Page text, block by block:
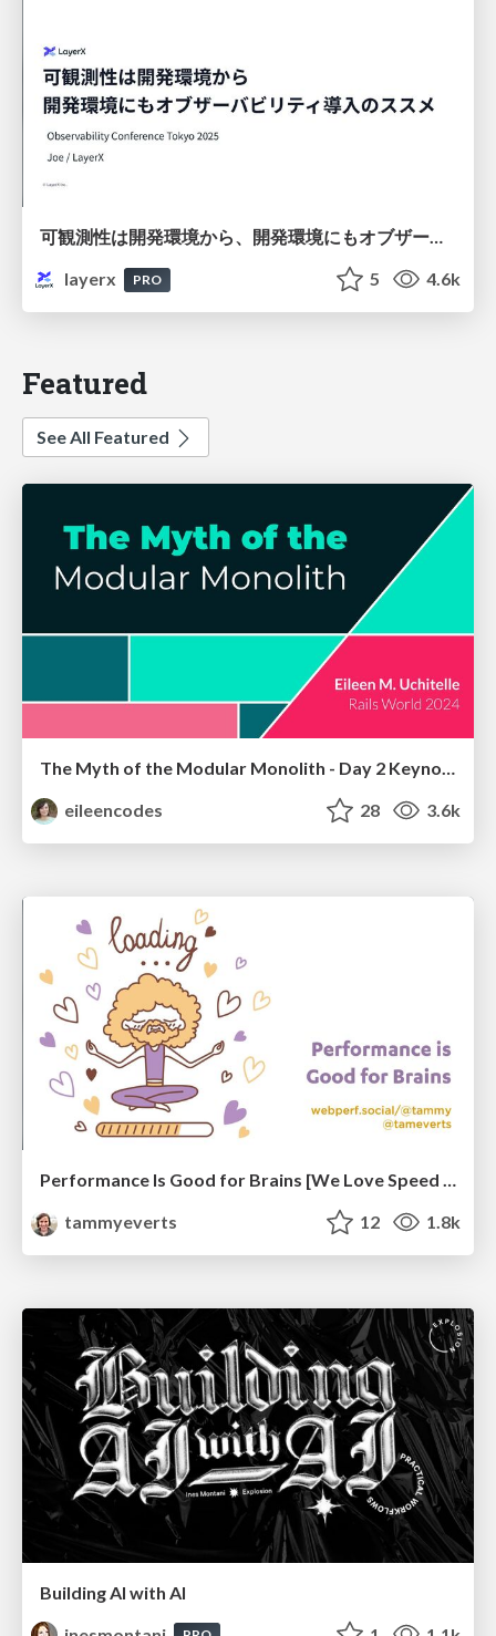
可観測性は開発環境から、開発環境にもオブザーバビリティ導入のススメ
layerx
PRO 5 4.6k
Featured
See All Featured
eileencodes
28 3.6k
Performance Is Good for Brains [We Love Speed 2024]
tammyeverts
12 1.8k
Building AI with AI